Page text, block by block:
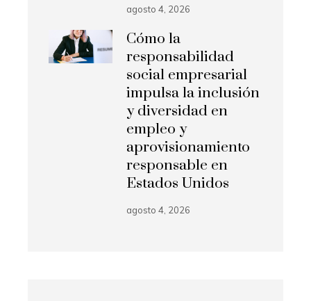
agosto 4, 2026
Cómo la
responsabilidad
social empresarial
impulsa la inclusión
y diversidad en
empleo y
aprovisionamiento
responsable en
Estados Unidos
agosto 4, 2026